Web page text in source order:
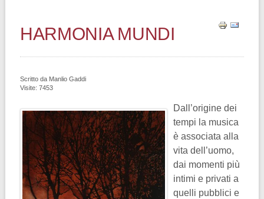
HARMONIA MUNDI
Scritto da Manlio Gaddi
Visite: 7453
Dall’origine dei
tempi la musica
è associata alla
vita dell’uomo,
dai momenti più
intimi e privati a
quelli pubblici e